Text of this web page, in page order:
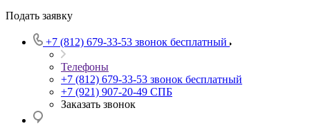
Подать заявку
+7 (812) 679-33-53 звонок бесплатный
Телефоны
+7 (812) 679-33-53 звонок бесплатный
+7 (921) 907-20-49 СПБ
Заказать звонок